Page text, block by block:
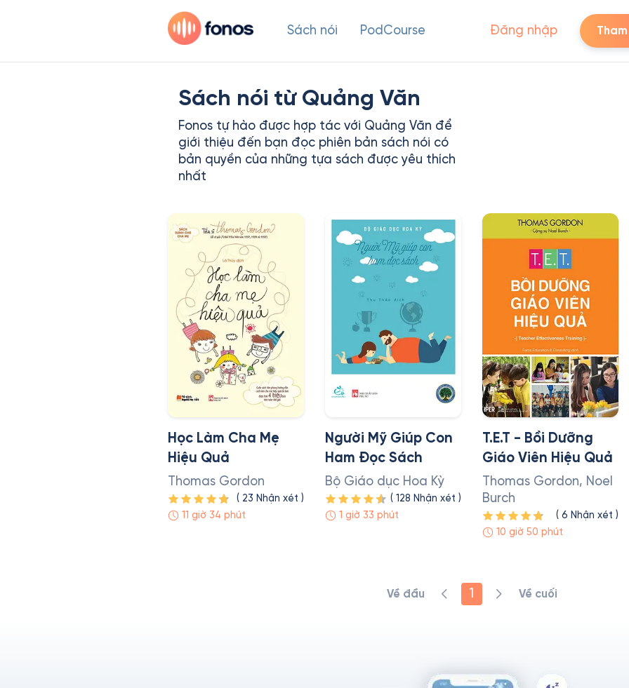
Sách nói PodCourse Đăng nhập
Sách nói từ Quảng Văn
Fonos tự hào được hợp tác với Quảng Văn để
giới thiệu đến bạn đọc phiên bản sách nói có
bản quyền của những tựa sách được yêu thích
nhất
Học Làm Cha Mẹ
Hiệu Quả
Thomas Gordon
( 23 Nhận xét )
11 giờ 34 phút
Người Mỹ Giúp Con
Ham Đọc Sách
Bộ Giáo dục Hoa Kỳ
( 128 Nhận xét )
1 giờ 33 phút
T.E.T - Bồi Dưỡng
Giáo Viên Hiệu Quả
Thomas Gordon, Noel
Burch
( 6 Nhận xét )
10 giờ 50 phút
Về đầu 1 Về cuối